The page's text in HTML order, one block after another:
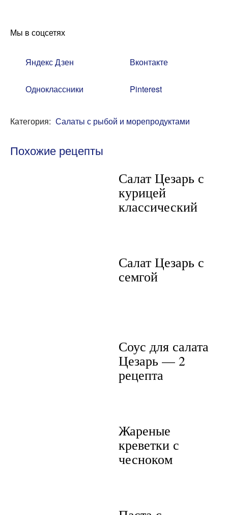
Мы в соцсетях
Яндекс Дзен Вконтакте
Одноклассники Pinterest
Категория: Салаты с рыбой и морепродуктами
Похожие рецепты
Салат Цезарь с
курицей
классический
Салат Цезарь с
семгой
Соус для салата
Цезарь — 2
рецепта
Жареные
креветки с
чесноком